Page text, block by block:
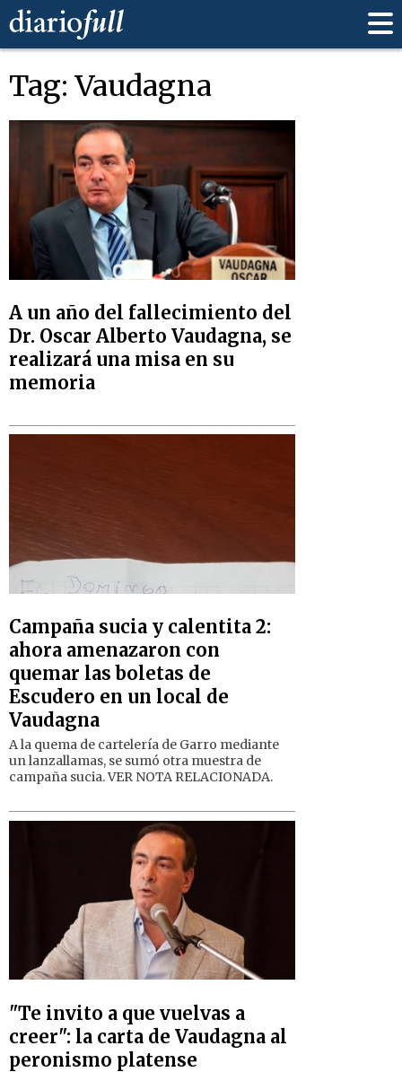
Tag: Vaudagna
A un año del fallecimiento del
Dr. Oscar Alberto Vaudagna, se
realizará una misa en su
memoria
Campaña sucia y calentita 2:
ahora amenazaron con
quemar las boletas de
Escudero en un local de
Vaudagna
A la quema de cartelería de Garro mediante
un lanzallamas, se sumó otra muestra de
campaña sucia. VER NOTA RELACIONADA.
"Te invito a que vuelvas a
creer": la carta de Vaudagna al
peronismo platense